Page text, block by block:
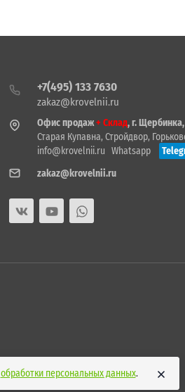
+7(495) 133 7630
zakaz@krovelnii.ru
Офис продаж+ Склад, г.
Старая Купавна, Стройдвор,
info@krovelnii.ru
Whatsapp
zakaz@krovelnii.ru
обработки персональных данных.